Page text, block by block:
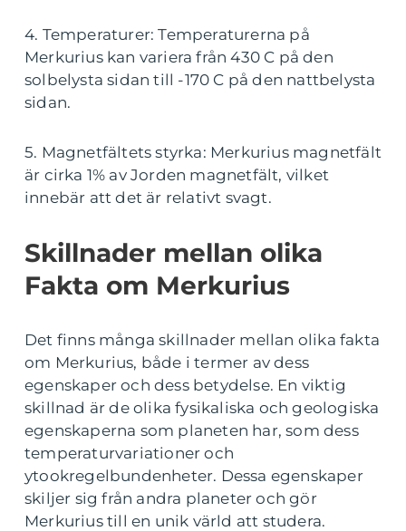
4. Temperaturer: Temperaturerna på
Merkurius kan variera från 430 C på den
solbelysta sidan till -170 C på den nattbelysta
sidan.
5. Magnetfältets styrka: Merkurius magnetfält
är cirka 1% av Jorden magnetfält, vilket
innebär att det är relativt svagt.
Skillnader mellan olika
Fakta om Merkurius
Det finns många skillnader mellan olika fakta
om Merkurius, både i termer av dess
egenskaper och dess betydelse. En viktig
skillnad är de olika fysikaliska och geologiska
egenskaperna som planeten har, som dess
temperaturvariationer och
ytookregelbundenheter. Dessa egenskaper
skiljer sig från andra planeter och gör
Merkurius till en unik värld att studera.